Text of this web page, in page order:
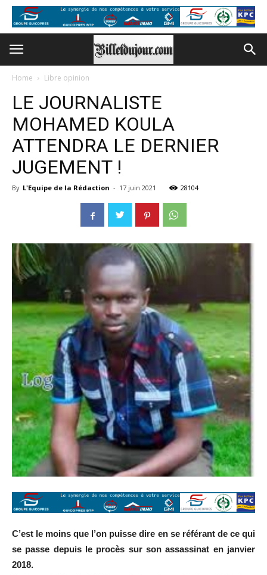
Home Libre opinion
LE JOURNALISTE
MOHAMED KOULA
ATTENDRA LE DERNIER
JUGEMENT !
By L'Equipe de la Rédaction - 17 juin 2021 28104
C’est le moins que l’on puisse dire en se référant de ce qui
se passe depuis le procès sur son assassinat en janvier
2018.